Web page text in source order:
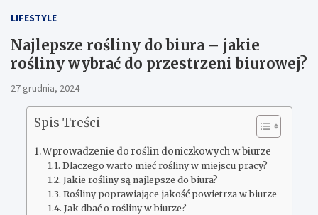
LIFESTYLE
Najlepsze rośliny do biura – jakie
rośliny wybrać do przestrzeni biurowej?
27 grudnia, 2024
Spis Treści
Wprowadzenie do roślin doniczkowych w biurze
Dlaczego warto mieć rośliny w miejscu pracy?
Jakie rośliny są najlepsze do biura?
Rośliny poprawiające jakość powietrza w biurze
Jak dbać o rośliny w biurze?